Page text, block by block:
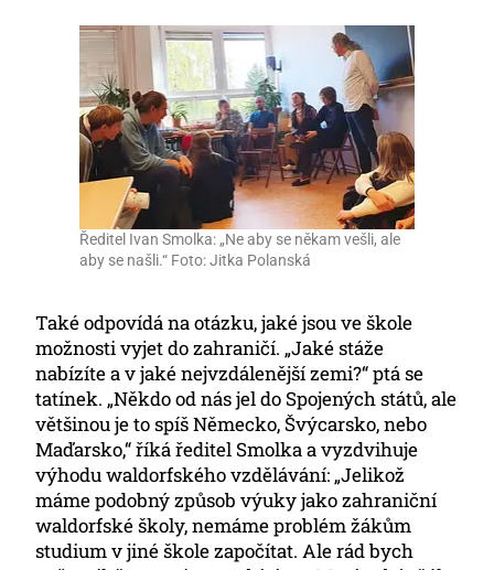
Ředitel Ivan Smolka: „Ne aby se někam vešli, ale
aby se našli.“ Foto: Jitka Polanská
Také odpovídá na otázku, jaké jsou ve škole
možnosti vyjet do zahraničí. „Jaké stáže
nabízíte a v jaké nejvzdálenější zemi?“ ptá se
tatínek. „Někdo od nás jel do Spojených států, ale
většinou je to spíš Německo, Švýcarsko, nebo
Maďarsko,“ říká ředitel Smolka a vyzdvihuje
výhodu waldorfského vzdělávání: „Jelikož
máme podobný způsob výuky jako zahraniční
waldorfské školy, nemáme problém žákům
studium v jiné škole započítat. Ale rád bych